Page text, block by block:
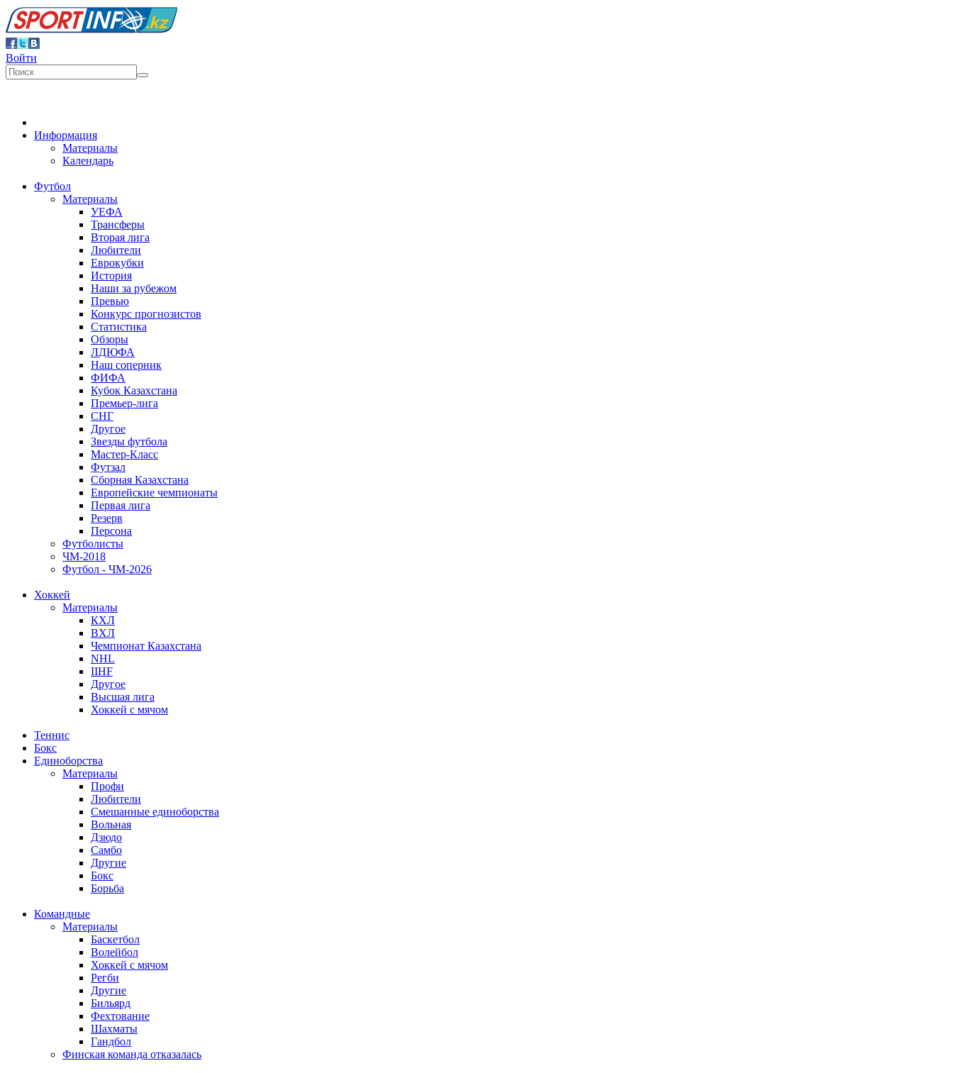
Войти
Информация
Материалы
Календарь
Футбол
Материалы
УЕФА
Трансферы
Вторая лига
Любители
Еврокубки
История
Наши за рубежом
Превью
Конкурс прогнозистов
Статистика
Обзоры
ЛДЮФА
Наш соперник
ФИФА
Кубок Казахстана
Премьер-лига
СНГ
Другое
Звезды футбола
Мастер-Класс
Футзал
Сборная Казахстана
Европейские чемпионаты
Первая лига
Резерв
Персона
Футболисты
ЧМ-2018
Футбол - ЧМ-2026
Хоккей
Материалы
КХЛ
ВХЛ
Чемпионат Казахстана
NHL
IIHF
Другое
Высшая лига
Хоккей с мячом
Теннис
Бокс
Единоборства
Материалы
Профи
Любители
Смешанные единоборства
Вольная
Дзюдо
Самбо
Другие
Бокс
Борьба
Командные
Материалы
Баскетбол
Волейбол
Хоккей с мячом
Регби
Другие
Бильярд
Фехтование
Шахматы
Гандбол
Финская команда отказалась